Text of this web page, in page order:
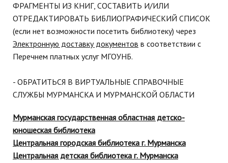
ФРАГМЕНТЫ ИЗ КНИГ, СОСТАВИТЬ И/ИЛИ
ОТРЕДАКТИРОВАТЬ БИБЛИОГРАФИЧЕСКИЙ СПИСОК
(если нет возможности посетить библиотеку) через
Электронную доставку документов в соответствии с
Перечнем платных услуг МГОУНБ.
- ОБРАТИТЬСЯ В ВИРТУАЛЬНЫЕ СПРАВОЧНЫЕ
СЛУЖБЫ МУРМАНСКА И МУРМАНСКОЙ ОБЛАСТИ
Мурманская государственная областная детско-
юношеская библиотека
Центральная городская библиотека г. Мурманска
Центральная детская библиотека г. Мурманска